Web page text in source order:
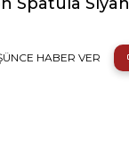
HABER VER